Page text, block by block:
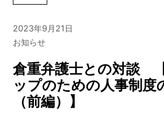
2023年9月21日
お知らせ
倉重弁護士との対談
ップのための人事制度
（前編）】